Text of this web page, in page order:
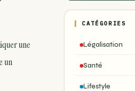
une
un
CATÉGORIES
Légalisation
Santé
Lifestyle